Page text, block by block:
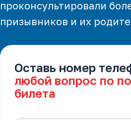
проконсультировали
призывников и их
Оставь номер
любой вопрос по
билета